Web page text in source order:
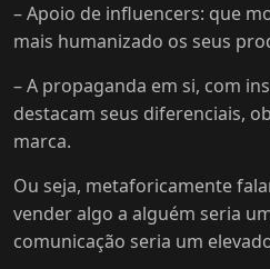
– Apoio de influencers: que
mais humanizado os seus
– A propaganda em si, com
destacam seus diferenciais,
marca.
Ou seja, metaforicamente
vender algo a alguém seria
comunicação seria um